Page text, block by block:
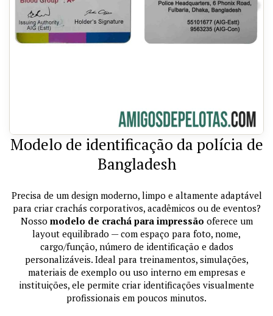
Modelo de identificação da polícia de
Bangladesh
Precisa de um design moderno, limpo e altamente adaptável
para criar crachás corporativos, acadêmicos ou de eventos?
Nosso modelo de crachá para impressão oferece um
layout equilibrado — com espaço para foto, nome,
cargo/função, número de identificação e dados
personalizáveis. Ideal para treinamentos, simulações,
materiais de exemplo ou uso interno em empresas e
instituições, ele permite criar identificações visualmente
profissionais em poucos minutos.